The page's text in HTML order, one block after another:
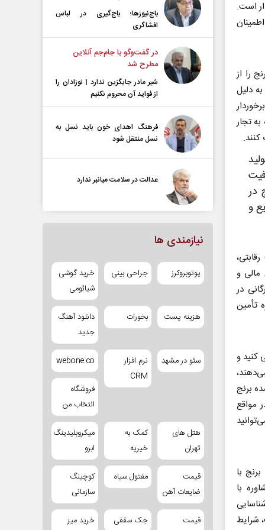
است.
را از
دلیل
تجار
در
و
و
در
تأمین
کنید و
برنج
مواقع
با
با
شرایط
باج‌نیوزها؛ باج‌گیری در لباس
افشاگری
در گفت‌و‌گو با جام‌جم آنلاین
مطرح شد
شیر مادر جایگزین ندارد | نوزادان را
از فواید آن محروم نکنیم
فرهنگ اهدای خون باید نسل به
نسل منتقل شود
عدالت در سلامت میانبر ندارد
نیازمندی ها
یوتوبروکرز جراحی بینی
خرید گوشی
شیائومی
هزینه پست بخورات
دانلود آهنگ
جدید
سئو در مشهد
نرم افزار
CRM
webone.co
فروشگاه
انتخاب من
هتل های
تهران
کمک به
خیریه
میکروبلیدینگ
ابرو
قیمت
ضایعات آهن
مفتول سیاه
کوچینگ
سازمانی
قیمت
جک سقفی
خرید میز